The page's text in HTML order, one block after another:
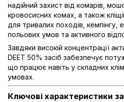
надійний захист від комарів,
кровосисних комах, а також
для тривалих походів, кемпінгу,
польових умов та активного
Завдяки високій концентрації
DEET 50% засіб забезпечує
що працює навіть у складних
умовах.
Ключові характеристики